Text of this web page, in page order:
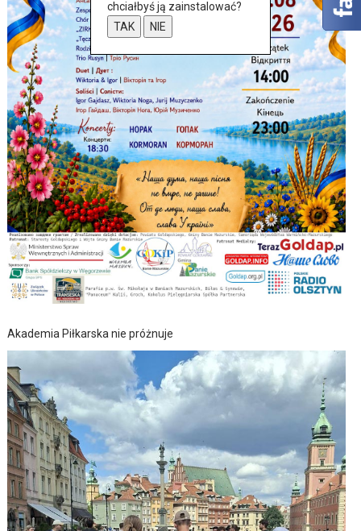
Akademia Piłkarska nie próżnuje
chciałbyś ją zainstalować?
TAK
NIE